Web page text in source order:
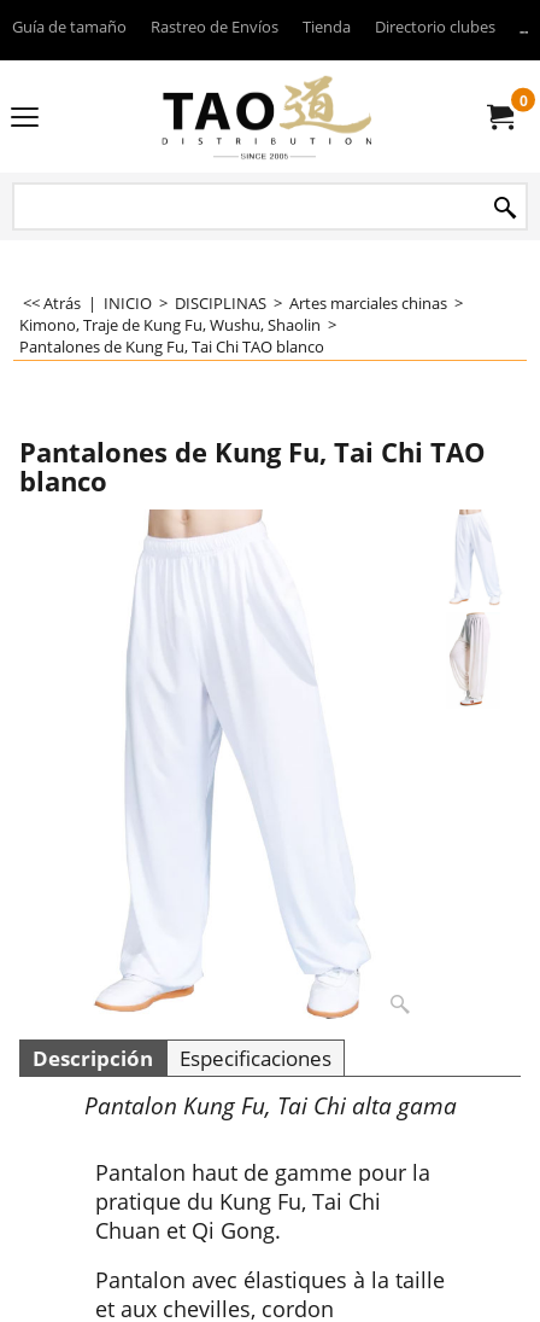
Guía de tamaño Rastreo de Envíos Tienda Directorio clubes
0
<< Atrás | INICIO > DISCIPLINAS > Artes marciales chinas >
Kimono, Traje de Kung Fu, Wushu, Shaolin >
Pantalones de Kung Fu, Tai Chi TAO blanco
Pantalones de Kung Fu, Tai Chi TAO
blanco
Descripción Especificaciones
Pantalon Kung Fu, Tai Chi alta gama
Pantalon haut de gamme pour la
pratique du Kung Fu, Tai Chi
Chuan et Qi Gong.
Pantalon avec élastiques à la taille
et aux chevilles, cordon